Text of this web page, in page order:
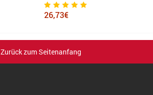
26,73€
Zurück zum Seitenanfang